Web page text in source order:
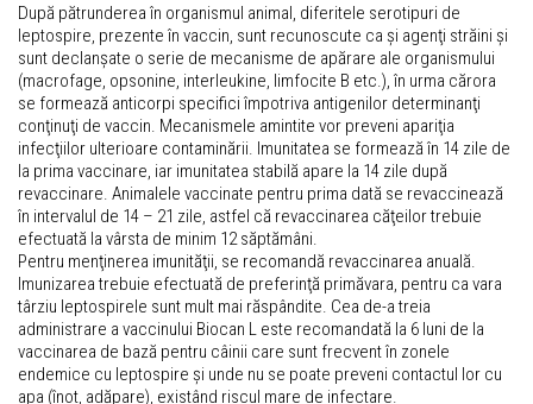
După pătrunderea în organismul animal, diferitele serotipuri de
leptospire, prezente în vaccin, sunt recunoscute ca și agenţi străini și
sunt declanșate o serie de mecanisme de apărare ale organismului
(macrofage, opsonine, interleukine, limfocite B etc.), în urma cărora
se formează anticorpi specifici împotriva antigenilor determinanţi
conţinuţi de vaccin. Mecanismele amintite vor preveni apariţia
infecţiilor ulterioare contaminării. Imunitatea se formează în 14 zile de
la prima vaccinare, iar imunitatea stabilă apare la 14 zile după
revaccinare. Animalele vaccinate pentru prima dată se revaccinează
în intervalul de 14 – 21 zile, astfel că revaccinarea căţeilor trebuie
efectuată la vârsta de minim 12 săptămâni.
Pentru menţinerea imunităţii, se recomandă revaccinarea anuală.
Imunizarea trebuie efectuată de preferinţă primăvara, pentru ca vara
târziu leptospirele sunt mult mai răspândite. Cea de-a treia
administrare a vaccinului Biocan L este recomandată la 6 luni de la
vaccinarea de bază pentru câinii care sunt frecvent în zonele
endemice cu leptospire și unde nu se poate preveni contactul lor cu
apa (înot, adăpare), existând riscul mare de infectare.